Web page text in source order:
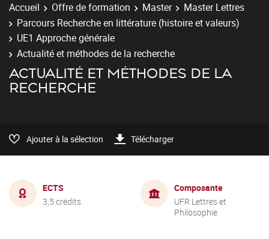
Accueil Offre de formation Master
Master Lettres
Parcours Recherche en littérature (histoire et valeurs)
UE1 Approche générale
Actualité et méthodes de la recherche
ACTUALITÉ ET MÉTHODES DE LA
RECHERCHE
Ajouter à la sélection Télécharger
ECTS
3,5 crédits
Composante
UFR Lettres et
Philosophie